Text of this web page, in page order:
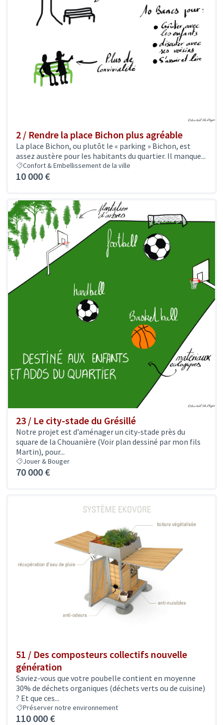
2 / Rendre la place Bichon plus agréable
La place Bichon, ou plutôt le « parking » Bichon, est
assez austère pour les habitants du quartier. Il manque...
Confort & Embellissement de la ville
10 000 €
23 / Le city-stade du Grésillé
Notre projet est d’aménager un city-stade près du
square de la Chouanière (Voir plan dessiné par mon fils
Martin), pour...
Jouer & Bouger
70 000 €
51 / Des composteurs collectifs nouvelle
génération
Saviez-vous que votre poubelle contient en moyenne
30% de déchets organiques (déchets verts ou de cuisine)
? Et que ces...
Préserver notre environnement
110 000 €